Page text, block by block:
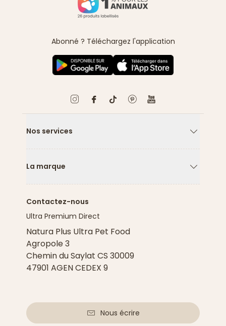
Abonné ? Téléchargez l'application
Nos services
La marque
Contactez-nous
Ultra Premium Direct
Natura Plus Ultra Pet Food
Agropole 3
Chemin du Saylat CS 30009
47901 AGEN CEDEX 9
Nous écrire